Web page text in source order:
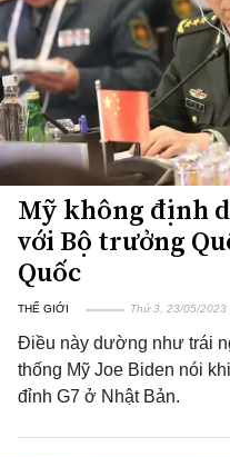
Mỹ không định
với Bộ trưởng
Quốc
THẾ GIỚI Thứ 3, 23/05/2023
Điều này dường như trái
thống Mỹ Joe Biden nói
đỉnh G7 ở Nhật Bản.